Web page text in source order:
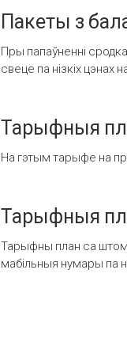
Пакеты з
Пры папаўненні
свеце па нізкіх цэнах
Тарыфныя
На гэтым тарыфе на
Тарыфныя
Тарыфны план са
мабільныя нумары па